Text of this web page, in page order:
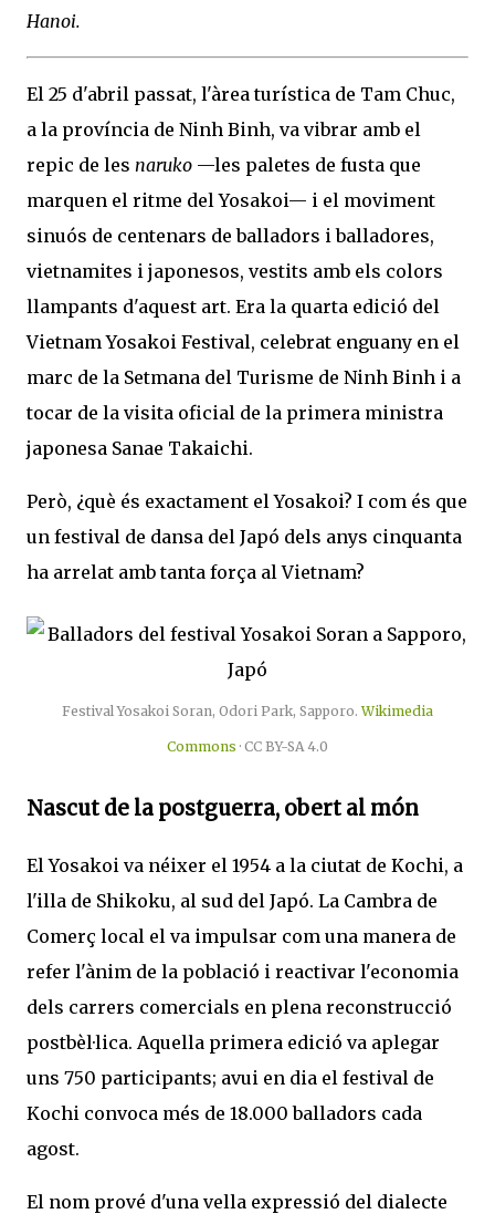
Hanoi.
El 25 d'abril passat, l'àrea turística de Tam Chuc,
a la província de Ninh Binh, va vibrar amb el
repic de les naruko —les paletes de fusta que
marquen el ritme del Yosakoi— i el moviment
sinuós de centenars de balladors i balladores,
vietnamites i japonesos, vestits amb els colors
llampants d'aquest art. Era la quarta edició del
Vietnam Yosakoi Festival, celebrat enguany en el
marc de la Setmana del Turisme de Ninh Binh i a
tocar de la visita oficial de la primera ministra
japonesa Sanae Takaichi.
Però, ¿què és exactament el Yosakoi? I com és que
un festival de dansa del Japó dels anys cinquanta
ha arrelat amb tanta força al Vietnam?
Festival Yosakoi Soran, Odori Park, Sapporo.Wikimedia
Commons · CC BY-SA 4.0
Nascut de la postguerra, obert al món
El Yosakoi va néixer el 1954 a la ciutat de Kochi, a
l'illa de Shikoku, al sud del Japó. La Cambra de
Comerç local el va impulsar com una manera de
refer l'ànim de la població i reactivar l'economia
dels carrers comercials en plena reconstrucció
postbèl·lica. Aquella primera edició va aplegar
uns 750 participants; avui en dia el festival de
Kochi convoca més de 18.000 balladors cada
agost.
El nom prové d'una vella expressió del dialecte